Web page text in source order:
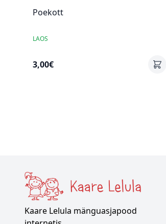
Poekott
LAOS
3,00€
Kaare Lelula mänguasjapood